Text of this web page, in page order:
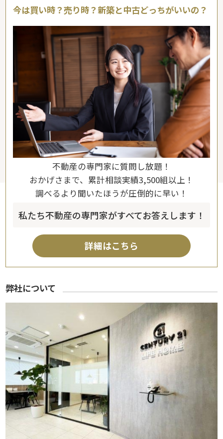
今は買い時？売り時？新築と中古どっちがいいの？
不動産の専門家に質問し放題！
おかげさまで、累計相談実績3,500組以上！
調べるより聞いたほうが圧倒的に早い！
私たち不動産の専門家がすべてお答えします！
詳細はこちら
弊社について